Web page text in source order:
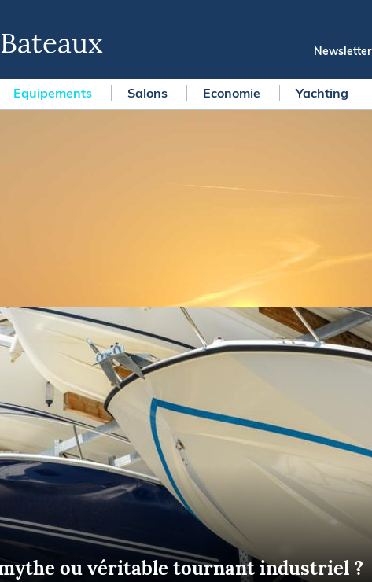
Bateaux Newsletter
La newsletter
METEO CONSULT Marine
Briefings
FLASH INFO
Equipements Salons Economie Yachting
ou véritable tournant industriel ?